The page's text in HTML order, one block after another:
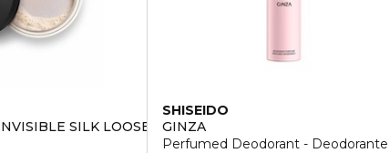
SILK LOOSE POWDER
SHISEIDO
GINZA
Perfumed Deodorant -